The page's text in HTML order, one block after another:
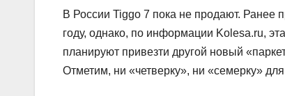
В России Tiggo 7 пока не продают. Ранее
году, однако, по информации Kolesa.ru,
планируют привезти другой новый
Отметим, ни «четверку», ни «семерку»